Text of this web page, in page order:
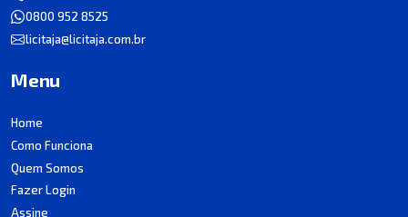
0800 952 8525
licitaja@licitaja.com.br
Menu
Home
Como Funciona
Quem Somos
Fazer Login
Assine